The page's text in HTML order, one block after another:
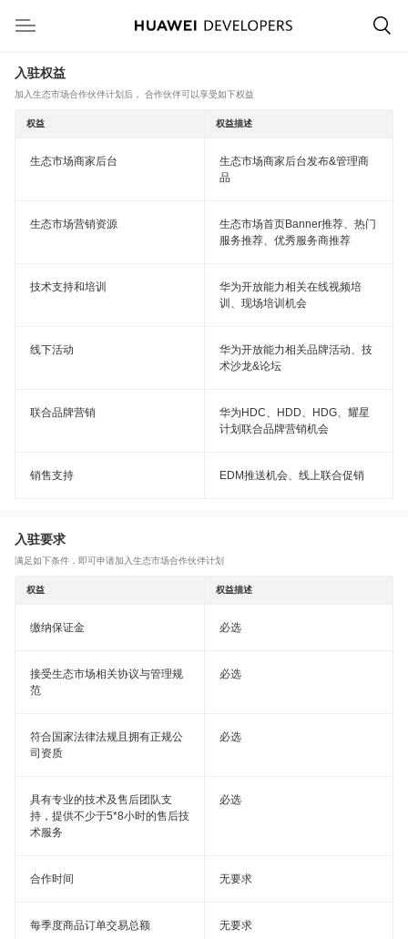
入驻权益
加入生态市场合作伙伴计划后， 合作伙伴可以享受如下权益
权益 权益描述
生态市场商家后台
生态市场商家后台发布&管理商
品
生态市场营销资源
生态市场首页Banner推荐、热门
服务推荐、优秀服务商推荐
技术支持和培训
华为开放能力相关在线视频培
训、现场培训机会
线下活动
华为开放能力相关品牌活动、技
术沙龙&论坛
联合品牌营销
华为HDC、HDD、HDG、耀星
计划联合品牌营销机会
销售支持 EDM推送机会、线上联合促销
入驻要求
满足如下条件，即可申请加入生态市场合作伙伴计划
权益 权益描述
缴纳保证金 必选
接受生态市场相关协议与管理规
范
必选
符合国家法律法规且拥有正规公
司资质
必选
具有专业的技术及售后团队支
持，提供不少于5*8小时的售后技
术服务
必选
合作时间 无要求
每季度商品订单交易总额 无要求